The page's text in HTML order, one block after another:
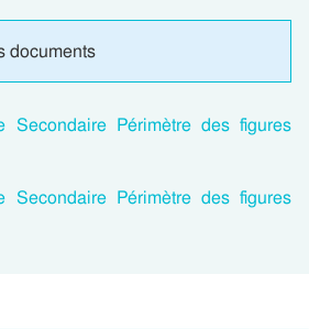
documents
Secondaire Périmètre des figures
Secondaire Périmètre des figures